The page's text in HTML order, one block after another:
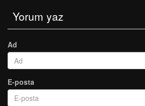
Yorum yaz
Ad
E-posta